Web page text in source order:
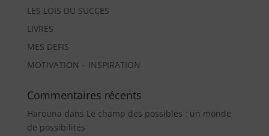
LES LOIS DU SUCCES
LIVRES
MES DEFIS
MOTIVATION – INSPIRATION
Commentaires récents
Harouna dans Le champ des possibles : un monde
de possibilités